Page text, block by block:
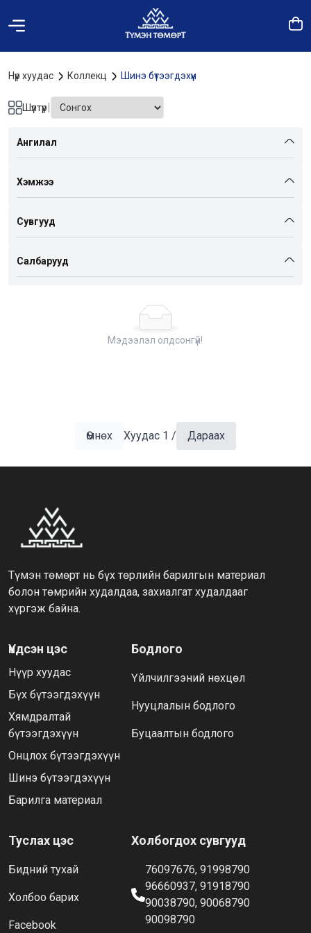
Нүүр хуудас Коллекц Шинэ бүтээгдэхүүн
Шүүлтүүр|
Ангилал
Хэмжээ
Сувгууд
Салбарууд
Мэдээлэл олдсонгүй!
Өмнөх Хуудас 1 / Дараах
Түмэн төмөрт нь бүх төрлийн барилгын материал
болон төмрийн худалдаа, захиалгат худалдааг
хүргэж байна.
Үндсэн цэс
Нүүр хуудас
Бүх бүтээгдэхүүн
Хямдралтай
бүтээгдэхүүн
Онцлох бүтээгдэхүүн
Шинэ бүтээгдэхүүн
Барилга материал
Бодлого
Үйлчилгээний нөхцөл
Нууцлалын бодлого
Буцаалтын бодлого
Туслах цэс
Бидний тухай
Холбоо барих
Facebook
Холбогдох сувгууд
76097676, 91998790
96660937, 91918790
90038790, 90068790
90098790